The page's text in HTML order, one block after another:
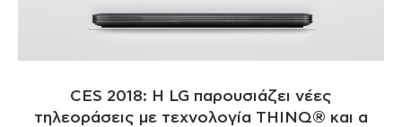
CES 2018: Η LG παρουσιάζει νέες
τηλεοράσεις με τεχνολογία THINQ® και α